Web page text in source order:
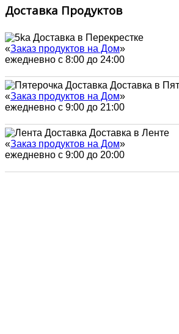
Доставка Продуктов
Доставка в Перекрестке
«Заказ продуктов на Дом»
ежедневно с 8:00 до 24:00
Доставка в
«Заказ продуктов на Дом»
ежедневно с 9:00 до 21:00
Доставка в Ленте
«Заказ продуктов на Дом»
ежедневно с 9:00 до 20:00